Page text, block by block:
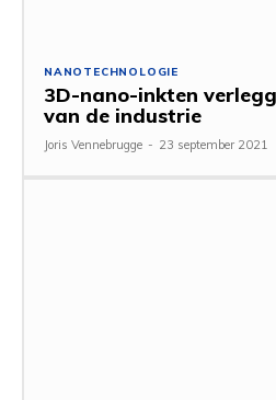
NANOTECHNOLOGIE
3D-nano-inkten
van de industrie
Joris Vennebrugge - 23 september 2021